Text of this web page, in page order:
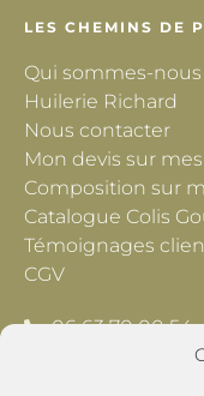
LES CHEMINS DE
Qui sommes-nous
Huilerie Richard
Nous contacter
Mon devis sur
Composition sur
Catalogue Colis
Témoignages
CGV
06 63 70 00 54